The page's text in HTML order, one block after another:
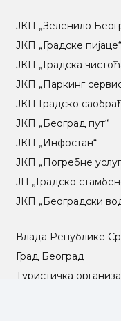
ЈКП „Зеленило
ЈКП „Градске пијаце“
ЈКП „Градска
ЈКП „Паркинг
ЈКП Градско
ЈКП „Београд пут“
ЈКП „Инфостан“
ЈКП „Погребне
ЈП „Градско
ЈКП „Београдски
Влада Републике
Град Београд
Туристичка